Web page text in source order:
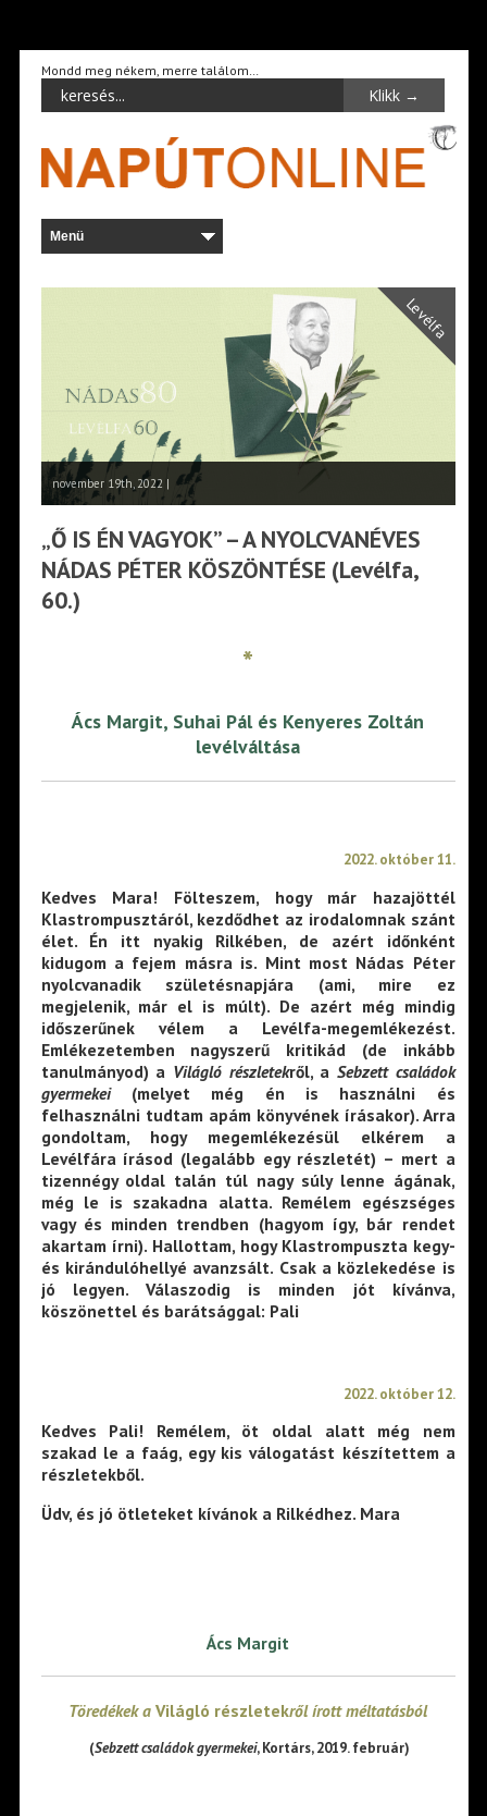
Mondd meg nékem, merre találom…
Levélfa
november 19th, 2022 |
„Ő IS ÉN VAGYOK” – A NYOLCVANÉVES
NÁDAS PÉTER KÖSZÖNTÉSE (Levélfa,
60.)
*
Ács Margit, Suhai Pál és Kenyeres Zoltán
levélváltása
2022. október 11.
Kedves Mara! Fölteszem, hogy már hazajöttél
Klastrompusztáról, kezdődhet az irodalomnak szánt
élet. Én itt nyakig Rilkében, de azért időnként
kidugom a fejem másra is. Mint most Nádas Péter
nyolcvanadik születésnapjára (ami, mire ez
megjelenik, már el is múlt). De azért még mindig
időszerűnek vélem a Levélfa-megemlékezést.
Emlékezetemben nagyszerű kritikád (de inkább
tanulmányod) a Világló részletekről, aSebzett családok
gyermekei (melyet még én is használni és
felhasználni tudtam apám könyvének írásakor). Arra
gondoltam, hogy megemlékezésül elkérem a
Levélfára írásod (legalább egy részletét) – mert a
tizennégy oldal talán túl nagy súly lenne ágának,
még le is szakadna alatta. Remélem egészséges
vagy és minden trendben (hagyom így, bár rendet
akartam írni). Hallottam, hogy Klastrompuszta kegy-
és kirándulóhellyé avanzsált. Csak a közlekedése is
jó legyen. Válaszodig is minden jót kívánva,
köszönettel és barátsággal: Pali
2022. október 12.
Kedves Pali! Remélem, öt oldal alatt még nem
szakad le a faág, egy kis válogatást készítettem a
részletekből.
Üdv, és jó ötleteket kívánok a Rilkédhez. Mara
Ács Margit
Töredékek aVilágló részletekről írott méltatásból
(Sebzett családok gyermekei, Kortárs, 2019. február)